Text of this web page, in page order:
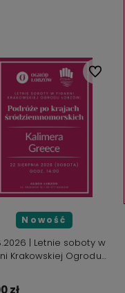
Nowość
| Letnie soboty w
Krakowskiej Ogrodu
|
zł
Do